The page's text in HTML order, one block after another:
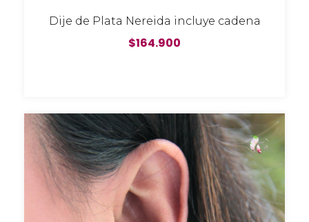
Dije de Plata Nereida incluye cadena
$164.900